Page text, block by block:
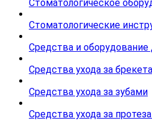
Стоматологическое
Стоматологические
Средства и оборудование
Средства ухода за
Средства ухода за зубами
Средства ухода за